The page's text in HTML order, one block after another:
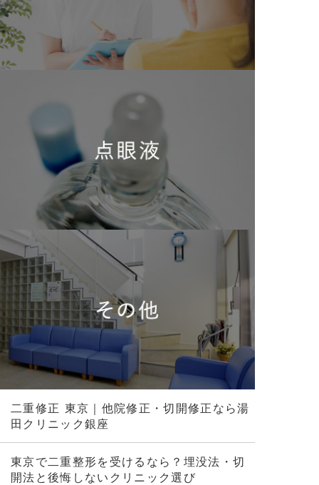
二重修正 東京｜他院修正・切開修正なら湯
田クリニック銀座
東京で二重整形を受けるなら？埋没法・切
開法と後悔しないクリニック選び